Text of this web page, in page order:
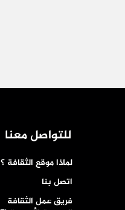
للتواصل معنا
لماذا موقع الثقافة ؟
اتصل بنا
فريق عمل الثقافة